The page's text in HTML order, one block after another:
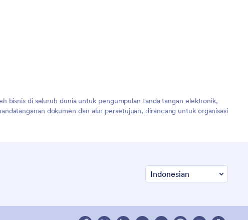
bisnis di seluruh dunia untuk pengumpulan tanda tangan elektronik,
dokumen dan alur persetujuan, dirancang untuk organisasi